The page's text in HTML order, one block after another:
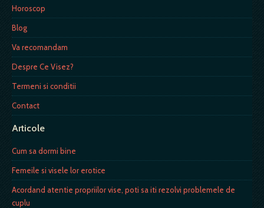
Horoscop
Blog
Va recomandam
Despre Ce Visez?
Termeni si conditii
Contact
Articole
Cum sa dormi bine
Femeile si visele lor erotice
Acordand atentie propriilor vise, poti sa iti rezolvi problemele de
cuplu